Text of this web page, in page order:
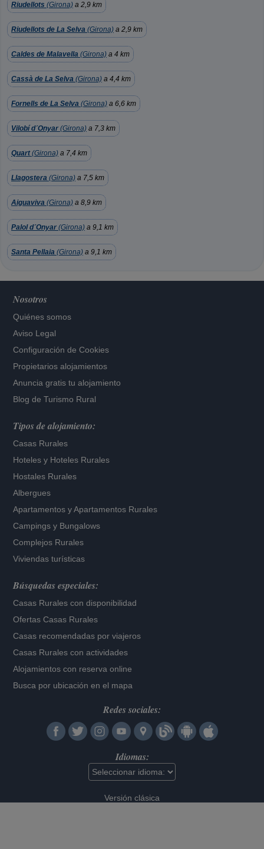
Riudellots (Girona) a 2,9 km
Riudellots de La Selva (Girona) a 2,9 km
Caldes de Malavella (Girona) a 4 km
Cassà de La Selva (Girona) a 4,4 km
Fornells de La Selva (Girona) a 6,6 km
Vilobí d´Onyar (Girona) a 7,3 km
Quart(Girona) a 7,4 km
Llagostera (Girona) a 7,5 km
Aiguaviva (Girona) a 8,9 km
Palol d´Onyar (Girona) a 9,1 km
Santa Pellaia (Girona) a 9,1 km
Nosotros
Quiénes somos
Aviso Legal
Configuración de Cookies
Propietarios alojamientos
Anuncia gratis tu alojamiento
Blog de Turismo Rural
Tipos de alojamiento:
Casas Rurales
Hoteles y Hoteles Rurales
Hostales Rurales
Albergues
Apartamentos yApartamentos Rurales
Campings y Bungalows
Complejos Rurales
Viviendas turísticas
Búsquedas especiales:
Casas Rurales con disponibilidad
Ofertas Casas Rurales
Casas recomendadas por viajeros
Casas Rurales con actividades
Alojamientos con reserva online
Busca por ubicación en el mapa
Redes sociales:
Idiomas:
Versión clásica